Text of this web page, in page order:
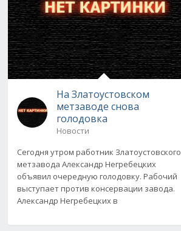
На Златоустовском
метзаводе снова
голодовка
Новости
Сегодня утром работник Златоустовского
метзавода Александр Негребецких
объявил очередную голодовку. Рабочий
выступает против консервации завода.
Александр Негребецких в